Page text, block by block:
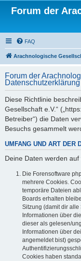
Forum der
FAQ
Arachnologische
Forum der
Datenschutzerklärung
Diese Richtlinie
Gesellschaft e.V.“
Betreiber“) die Daten
Besuchs gesammelt
UMFANG UND ART DER
Deine Daten werden
Die Forensoftware
mehrere Cookies.
temporäre Dateien
Boards erhalten
Sitzung (damit dir
Informationen über
dieser als gelesen/
Informationen über
angemeldet bist)
Cookies haben